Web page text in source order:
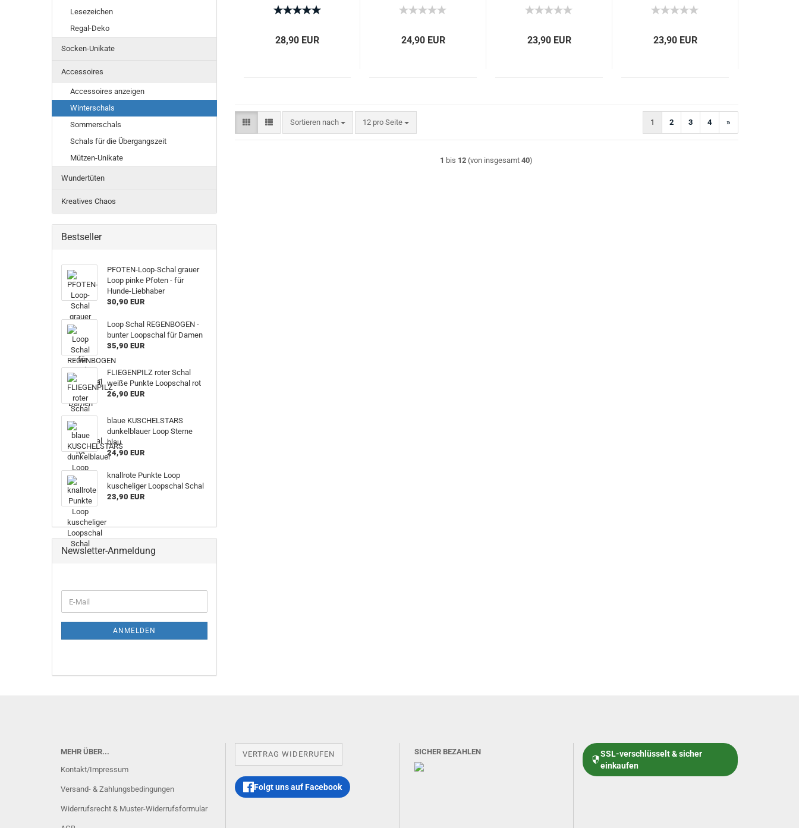
28,90 EUR 24,90 EUR 23,90 EUR 23,90 EUR
Sortieren nach
Sortieren nach 12 pro Seite
pro Seite 1 2 3 4 »
1 bis 12 (von insgesamt40)
Lesezeichen
Regal-Deko
Socken-Unikate
Accessoires
Accessoires anzeigen
Winterschals
Sommerschals
Schals für die Übergangszeit
Mützen-Unikate
Wundertüten
Kreatives Chaos
Bestseller
PFOTEN-Loop-Schal grauer
Loop pinke Pfoten - für
Hunde-Liebhaber
30,90 EUR
Loop Schal REGENBOGEN -
bunter Loopschal für Damen
35,90 EUR
FLIEGENPILZ roter Schal
weiße Punkte Loopschal rot
26,90 EUR
blaue KUSCHELSTARS
dunkelblauer Loop Sterne
blau
24,90 EUR
knallrote Punkte Loop
kuscheliger Loopschal Schal
23,90 EUR
Newsletter-Anmeldung
E-
Mail
ANMELDEN
MEHR ÜBER...
Kontakt/Impressum
Versand- & Zahlungsbedingungen
Widerrufsrecht & Muster-Widerrufsformular
VERTRAG WIDERRUFEN
Folgt uns auf Facebook
SICHER BEZAHLEN
SSL-verschlüsselt & sicher
einkaufen